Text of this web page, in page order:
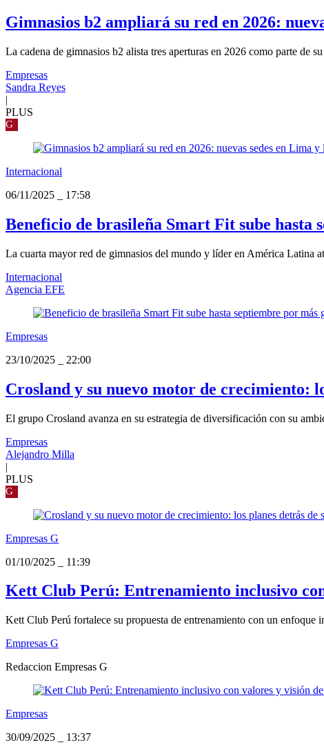
Gimnasios b2 ampliará su red en 2026:
La cadena de gimnasios b2 alista tres aperturas en 2026 como parte de
Empresas
Sandra Reyes
|
PLUS
G
Internacional
06/11/2025
17:58
Beneficio de brasileña Smart Fit sube hasta
La cuarta mayor red de gimnasios del mundo y líder en América Latina
Internacional
Agencia EFE
Empresas
23/10/2025
22:00
Crosland y su nuevo motor de crecimiento:
El grupo Crosland avanza en su estrategia de diversificación con su
Empresas
Alejandro Milla
|
PLUS
G
Empresas G
01/10/2025
11:39
Kett Club Perú: Entrenamiento inclusivo
Kett Club Perú fortalece su propuesta de entrenamiento con un enfoque
Empresas G
Redaccion Empresas G
Empresas
30/09/2025
13:37